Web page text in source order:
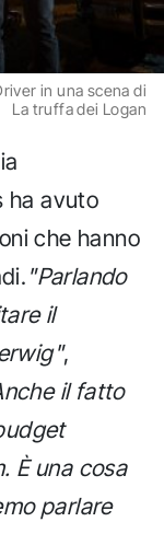
in una scena di
La truffa dei Logan
ha avuto
che hanno
"Parlando
il
,
il fatto
È una cosa
parlare